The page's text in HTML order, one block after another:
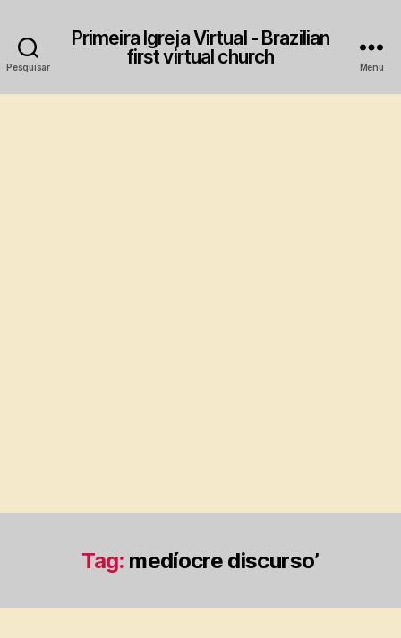
Pesquisar
Primeira Igreja Virtual - Brazilian
first virtual church
Menu
Tag: medíocre discurso’